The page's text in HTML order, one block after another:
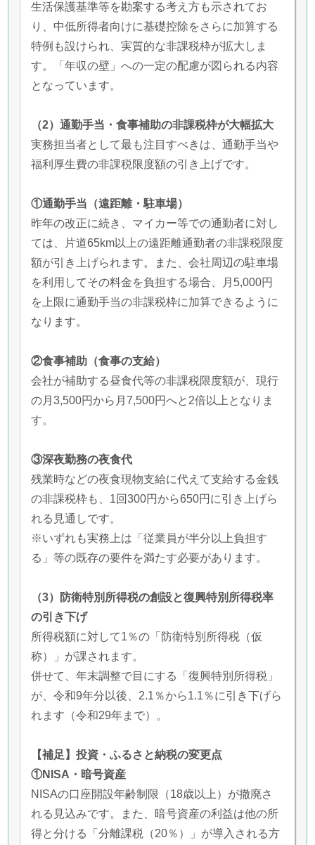
生活保護基準等を勘案する考え方も示されてお
り、中低所得者向けに基礎控除をさらに加算する
特例も設けられ、実質的な非課税枠が拡大しま
す。「年収の壁」への一定の配慮が図られる内容
となっています。
（2）通勤手当・食事補助の非課税枠が大幅拡大
実務担当者として最も注目すべきは、通勤手当や
福利厚生費の非課税限度額の引き上げです。
①通勤手当（遠距離・駐車場）
昨年の改正に続き、マイカー等での通勤者に対し
ては、片道65km以上の遠距離通勤者の非課税限度
額が引き上げられます。また、会社周辺の駐車場
を利用してその料金を負担する場合、月5,000円
を上限に通勤手当の非課税枠に加算できるように
なります。
②食事補助（食事の支給）
会社が補助する昼食代等の非課税限度額が、現行
の月3,500円から月7,500円へと2倍以上となりま
す。
③深夜勤務の夜食代
残業時などの夜食現物支給に代えて支給する金銭
の非課税枠も、1回300円から650円に引き上げら
れる見通しです。
※いずれも実務上は「従業員が半分以上負担す
る」等の既存の要件を満たす必要があります。
（3）防衛特別所得税の創設と復興特別所得税率
の引き下げ
所得税額に対して1％の「防衛特別所得税（仮
称）」が課されます。
併せて、年末調整で目にする「復興特別所得税」
が、令和9年分以後、2.1％から1.1％に引き下げら
れます（令和29年まで）。
【補足】投資・ふるさと納税の変更点
①NISA・暗号資産
NISAの口座開設年齢制限（18歳以上）が撤廃さ
れる見込みです。また、暗号資産の利益は他の所
得と分ける「分離課税（20％）」が導入される方